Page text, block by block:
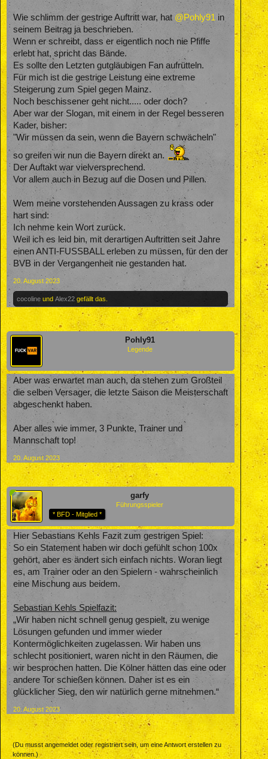
Wie schlimm der gestrige Auftritt war, hat @Pohly91 in
seinem Beitrag ja beschrieben.
Wenn er schreibt, dass er eigentlich noch nie Pfiffe
erlebt hat, spricht das Bände.
Es sollte den Letzten gutgläubigen Fan aufrütteln.
Für mich ist die gestrige Leistung eine extreme
Steigerung zum Spiel gegen Mainz.
Noch beschissener geht nicht..... oder doch?
Aber war der Slogan, mit einem in der Regel besseren
Kader, bisher:
"Wir müssen da sein, wenn die Bayern schwächeln"
so greifen wir nun die Bayern direkt an.
Der Auftakt war vielversprechend.
Vor allem auch in Bezug auf die Dosen und Pillen.
Wem meine vorstehenden Aussagen zu krass oder
hart sind:
Ich nehme kein Wort zurück.
Weil ich es leid bin, mit derartigen Auftritten seit Jahre
einen ANTI-FUSSBALL erleben zu müssen, für den der
BVB in der Vergangenheit nie gestanden hat.
20. August 2023
cocoline und Alex22 gefällt das.
Pohly91
Legende
Aber was erwartet man auch, da stehen zum Großteil
die selben Versager, die letzte Saison die Meisterschaft
abgeschenkt haben.
Aber alles wie immer, 3 Punkte, Trainer und
Mannschaft top!
20. August 2023
garfy
Führungsspieler
* BFD - Mitglied *
Hier Sebastians Kehls Fazit zum gestrigen Spiel:
So ein Statement haben wir doch gefühlt schon 100x
gehört, aber es ändert sich einfach nichts. Woran liegt
es, am Trainer oder an den Spielern - wahrscheinlich
eine Mischung aus beidem.
Sebastian Kehls Spielfazit:
„Wir haben nicht schnell genug gespielt, zu wenige
Lösungen gefunden und immer wieder
Kontermöglichkeiten zugelassen. Wir haben uns
schlecht positioniert, waren nicht in den Räumen, die
wir besprochen hatten. Die Kölner hätten das eine oder
andere Tor schießen können. Daher ist es ein
glücklicher Sieg, den wir natürlich gerne mitnehmen.“
20. August 2023
(Du musst angemeldet oder registriert sein, um eine Antwort erstellen zu
können.)